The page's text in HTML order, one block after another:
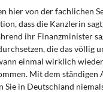
hier von der fachlichen
dass die Kanzlerin
ihr Finanzminister
die das völlig
einmal wirklich
Mit dem ständigen
Sie in Deutschland